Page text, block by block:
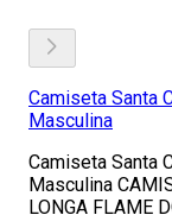
Camiseta Santa
Masculina
Camiseta Santa
Masculina
LONGA FLAME